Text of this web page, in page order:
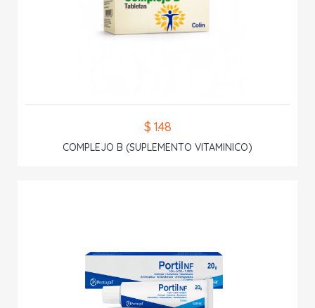
$ 1.48
COMPLEJO B (SUPLEMENTO VITAMINICO)